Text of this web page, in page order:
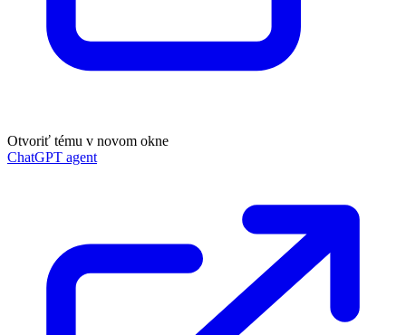
Otvoriť tému v novom okne
ChatGPT agent